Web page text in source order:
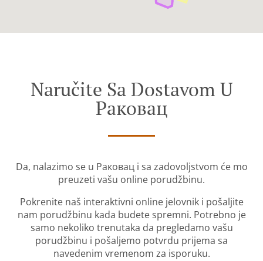
Naručite Sa Dostavom U
Раковац
Da, nalazimo se u Раковац i sa zadovoljstvom će mo
preuzeti vašu online porudžbinu.
Pokrenite naš interaktivni online jelovnik i pošaljite
nam porudžbinu kada budete spremni. Potrebno je
samo nekoliko trenutaka da pregledamo vašu
porudžbinu i pošaljemo potvrdu prijema sa
navedenim vremenom za isporuku.